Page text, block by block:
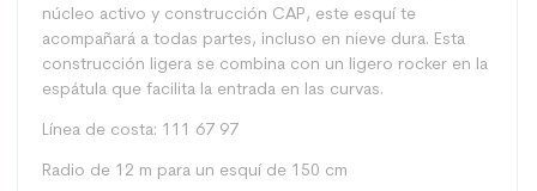
núcleo activo y construcción CAP, este esquí te
acompañará a todas partes, incluso en nieve dura. Esta
construcción ligera se combina con un ligero rocker en la
espátula que facilita la entrada en las curvas.
Línea de costa: 111 67 97
Radio de 12 m para un esquí de 150 cm